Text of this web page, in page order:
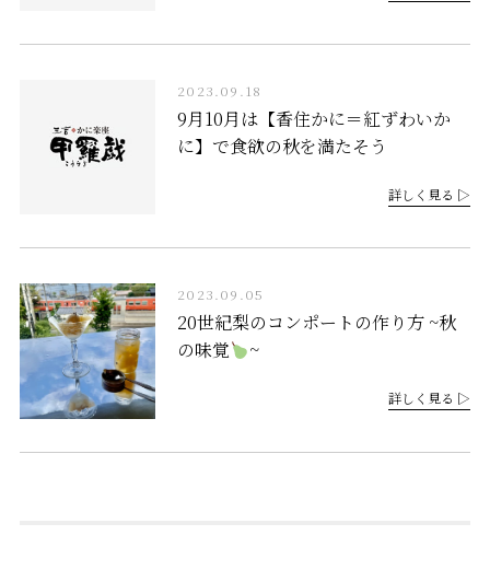
2023.09.18
9月10月は【香住かに＝紅ずわいか
に】で食欲の秋を満たそう
詳しく見る ▷
2023.09.05
20世紀梨のコンポートの作り方 ~秋
の味覚
~
詳しく見る ▷